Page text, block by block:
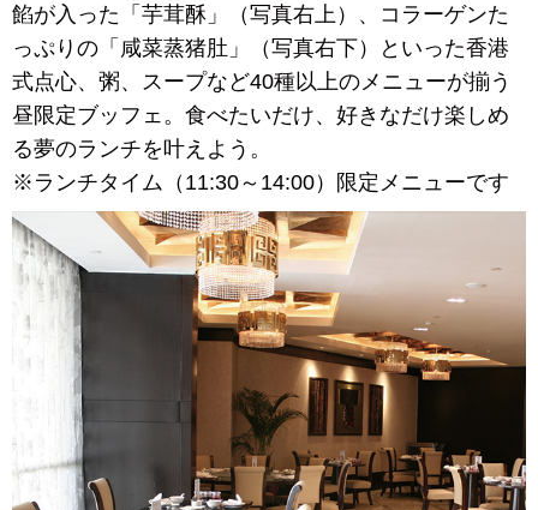
餡が入った「芋茸酥」（写真右上）、コラーゲンた
っぷりの「咸菜蒸猪肚」（写真右下）といった香港
式点心、粥、スープなど40種以上のメニューが揃う
昼限定ブッフェ。食べたいだけ、好きなだけ楽しめ
る夢のランチを叶えよう。
※ランチタイム（11:30～14:00）限定メニューです